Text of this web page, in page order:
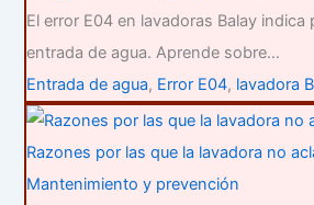
El error E04 en lavadoras Balay indica
entrada de agua. Aprende sobre…
Entrada de agua, Error E04, lavadora
Razones por las que la lavadora no
Mantenimiento y prevención